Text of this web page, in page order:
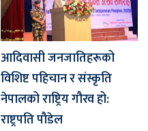
आदिवासी जनजातिहरूको
विशिष्ट पहिचान र संस्कृति
नेपालको राष्ट्रिय गौरव हो:
राष्ट्रपति पौडेल